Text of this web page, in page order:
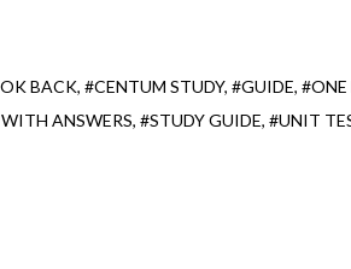
BACK #CENTUM STUDY #GUIDE
ANSWERS #STUDY GUIDE #UNIT